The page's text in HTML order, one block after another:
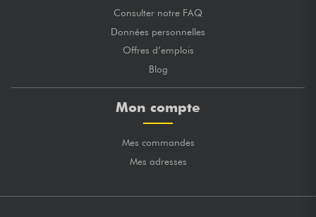
Consulter notre FAQ
Données personnelles
Offres d’emplois
Blog
Mon compte
Mes commandes
Mes adresses